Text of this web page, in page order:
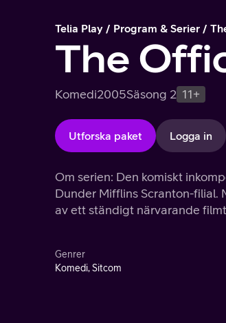
Telia Play Program & Serier
The
Komedi2005Säsong 2 11+
Utforska paket Logga in
Om serien: Den komiskt
Dunder Mifflins Scranton-filial.
av ett ständigt närvarande
Genrer
Komedi, Sitcom